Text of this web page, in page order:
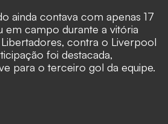
ainda contava com apenas 17
em campo durante a vitória
contra o Liverpool
foi destacada,
para o terceiro gol da equipe.